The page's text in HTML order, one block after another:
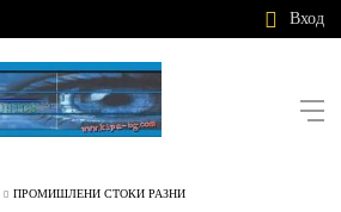
Вход
ПРОМИШЛЕНИ СТОКИ РАЗНИ